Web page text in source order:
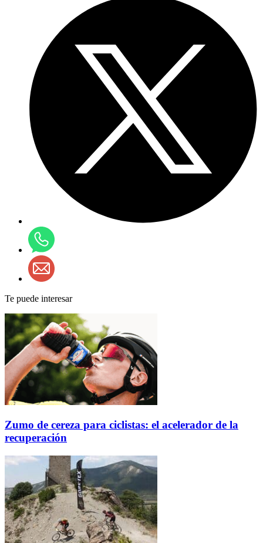
Te puede interesar
Zumo de cereza para ciclistas: el acelerador de la
recuperación